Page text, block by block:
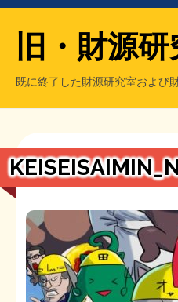
【国の、本当の】財源チラシ／旧
もっと知りたい方へ
旧・財源
既に終了した財源研究室および
旧・財源研究室について
チラシ発行部数
旧・財研出版について